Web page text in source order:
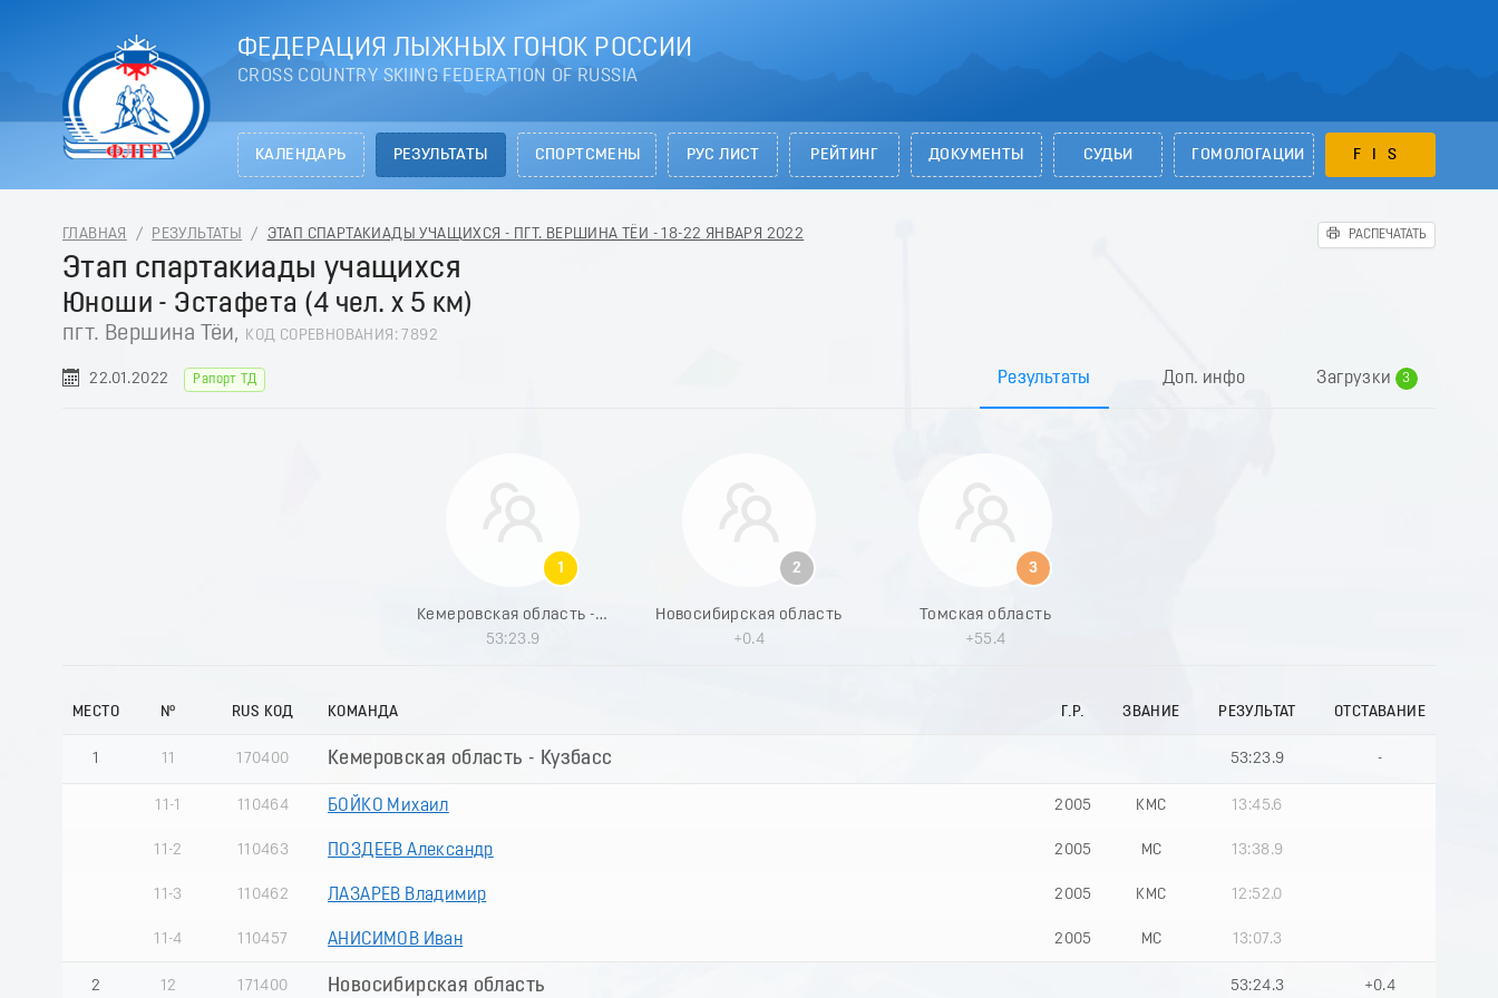
ФЕДЕРАЦИЯ ЛЫЖНЫХ ГОНОК РОССИИ
CROSS COUNTRY SKIING FEDERATION OF RUSSIA
КАЛЕНДАРЬ РЕЗУЛЬТАТЫ СПОРТСМЕНЫ РУС ЛИСТ РЕЙТИНГ ДОКУМЕНТЫ СУДЬИ ГОМОЛОГАЦИИ FIS
ГЛАВНАЯ / РЕЗУЛЬТАТЫ / ЭТАП СПАРТАКИАДЫ УЧАЩИХСЯ - ПГТ. ВЕРШИНА ТЁИ - 18-22 ЯНВАРЯ 2022 РАСПЕЧАТАТЬ
Этап спартакиады учащихся
Юноши - Эстафета (4 чел. х 5 км)
пгт. Вершина Тёи, КОД СОРЕВНОВАНИЯ: 7892
22.01.2022 Рапорт ТД Результаты Доп. инфо Загрузки
3
8
1
Кемеровская область - Кузбасс
53:23.9
2
Новосибирская область
+0.4
3
Томская область
+55.4
МЕСТО № RUS КОД КОМАНДА Г.Р. ЗВАНИЕ РЕЗУЛЬТАТ ОТСТАВАНИЕ
1 11 170400 Кемеровская область - Кузбасс 53:23.9 -
11-1 110464 БОЙКО Михаил 2005 КМС 13:45.6
11-2 110463 ПОЗДЕЕВ Александр 2005 МС 13:38.9
11-3 110462 ЛАЗАРЕВ Владимир 2005 КМС 12:52.0
11-4 110457 АНИСИМОВ Иван 2005 МС 13:07.3
2 12 171400 Новосибирская область 53:24.3 +0.4